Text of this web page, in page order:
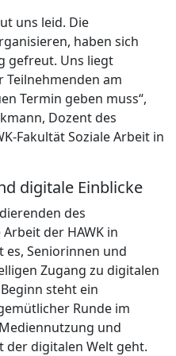
uns leid. Die
haben sich
gefreut. Uns liegt
Teilnehmenden am
Termin geben muss“,
Dozent des
Fakultät Soziale Arbeit in
digitale Einblicke
des
der HAWK in
es, Seniorinnen und
Zugang zu digitalen
steht ein
Runde im
und
der digitalen Welt geht.